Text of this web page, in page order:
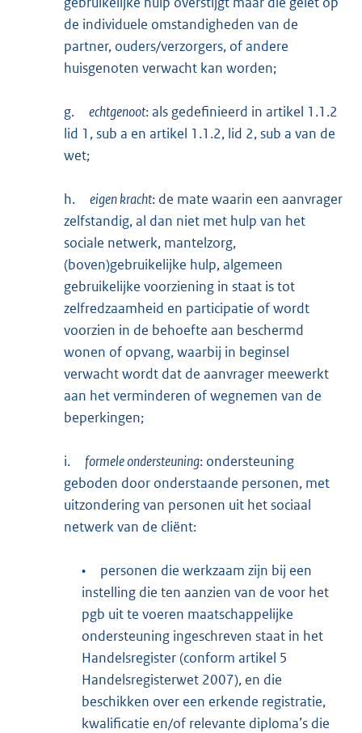
de individuele omstandigheden van de
partner, ouders/verzorgers, of andere
huisgenoten verwacht kan worden;
g. echtgenoot: als gedefinieerd in artikel 1.1.2
lid 1, sub a en artikel 1.1.2, lid 2, sub a van de
wet;
h. eigen kracht: de mate waarin een aanvrager
zelfstandig, al dan niet met hulp van het
sociale netwerk, mantelzorg,
(boven)gebruikelijke hulp, algemeen
gebruikelijke voorziening in staat is tot
zelfredzaamheid en participatie of wordt
voorzien in de behoefte aan beschermd
wonen of opvang, waarbij in beginsel
verwacht wordt dat de aanvrager meewerkt
aan het verminderen of wegnemen van de
beperkingen;
i. formele ondersteuning: ondersteuning
geboden door onderstaande personen, met
uitzondering van personen uit het sociaal
netwerk van de cliënt:
•
personen die werkzaam zijn bij een
instelling die ten aanzien van de voor het
pgb uit te voeren maatschappelijke
ondersteuning ingeschreven staat in het
Handelsregister (conform artikel 5
Handelsregisterwet 2007), en die
beschikken over een erkende registratie,
kwalificatie en/of relevante diploma’s die